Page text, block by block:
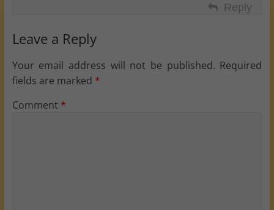
Reply
Leave a Reply
Your email address will not be published. Required
fields are marked *
Comment *